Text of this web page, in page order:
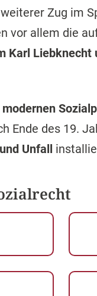
Zug im
vor allem die
Karl Liebknecht
modernen
Ende des 19.
Unfall